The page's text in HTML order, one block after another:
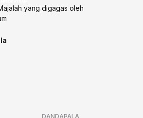
yang digagas oleh
DANDAPALA